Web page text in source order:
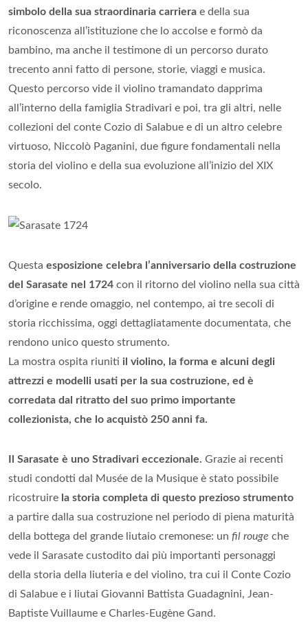
simbolo della sua straordinaria carriera e della sua
riconoscenza all’istituzione che lo accolse e formò da
bambino, ma anche il testimone di un percorso durato
trecento anni fatto di persone, storie, viaggi e musica.
Questo percorso vide il violino tramandato dapprima
all’interno della famiglia Stradivari e poi, tra gli altri, nelle
collezioni del conte Cozio di Salabue e di un altro celebre
virtuoso, Niccolò Paganini, due figure fondamentali nella
storia del violino e della sua evoluzione all’inizio del XIX
secolo.
Questa esposizione celebra l’anniversario della costruzione
del Sarasate nel 1724 con il ritorno del violino nella sua città
d’origine e rende omaggio, nel contempo, ai tre secoli di
storia ricchissima, oggi dettagliatamente documentata, che
rendono unico questo strumento.
La mostra ospita riuniti il violino, la forma e alcuni degli
attrezzi e modelli usati per la sua costruzione, ed è
corredata dal ritratto del suo primo importante
collezionista, che lo acquistò 250 anni fa.
Il Sarasate è uno Stradivari eccezionale. Grazie ai recenti
studi condotti dal Musée de la Musique è stato possibile
ricostruire la storia completa di questo prezioso strumento
a partire dalla sua costruzione nel periodo di piena maturità
della bottega del grande liutaio cremonese: un fil rouge che
vede il Sarasate custodito dai più importanti personaggi
della storia della liuteria e del violino, tra cui il Conte Cozio
di Salabue e i liutai Giovanni Battista Guadagnini, Jean-
Baptiste Vuillaume e Charles-Eugène Gand.